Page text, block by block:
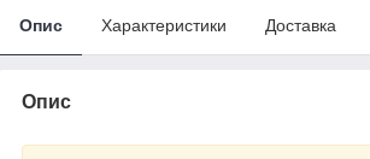
Опис Характеристики Доставка
Опис